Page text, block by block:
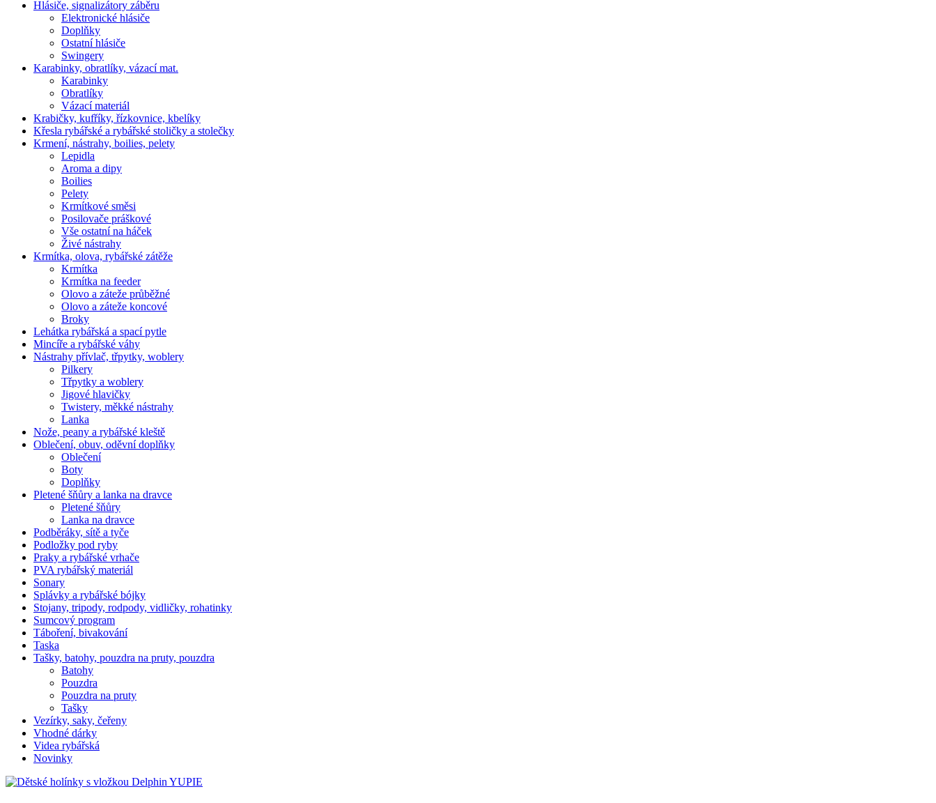
Hlásiče, signalizátory záběru
Elektronické hlásiče
Doplňky
Ostatní hlásiče
Swingery
Karabinky, obratlíky, vázací mat.
Karabinky
Obratlíky
Vázací materiál
Krabičky, kufříky, řízkovnice, kbelíky
Křesla rybářské a rybářské stoličky a stolečky
Krmení, nástrahy, boilies, pelety
Lepidla
Aroma a dipy
Boilies
Pelety
Krmítkové směsi
Posilovače práškové
Vše ostatní na háček
Živé nástrahy
Krmítka, olova, rybářské zátěže
Krmítka
Krmítka na feeder
Olovo a záteže průběžné
Olovo a záteže koncové
Broky
Lehátka rybářská a spací pytle
Mincíře a rybářské váhy
Nástrahy přívlač, třpytky, woblery
Pilkery
Třpytky a woblery
Jigové hlavičky
Twistery, měkké nástrahy
Lanka
Nože, peany a rybářské kleště
Oblečení, obuv, oděvní doplňky
Oblečení
Boty
Doplňky
Pletené šňůry a lanka na dravce
Pletené šňůry
Lanka na dravce
Podběráky, sítě a tyče
Podložky pod ryby
Praky a rybářské vrhače
PVA rybářský materiál
Sonary
Splávky a rybářské bójky
Stojany, tripody, rodpody, vidličky, rohatinky
Sumcový program
Táboření, bivakování
Taska
Tašky, batohy, pouzdra na pruty, pouzdra
Batohy
Pouzdra
Pouzdra na pruty
Tašky
Vezírky, saky, čeřeny
Vhodné dárky
Videa rybářská
Novinky